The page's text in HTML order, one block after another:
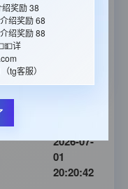
2026-07-
2026-07-
01
20:20:42
奖励 38
绍奖励 68
绍奖励 88
详
tg客服）